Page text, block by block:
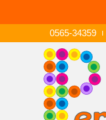
0565-34359